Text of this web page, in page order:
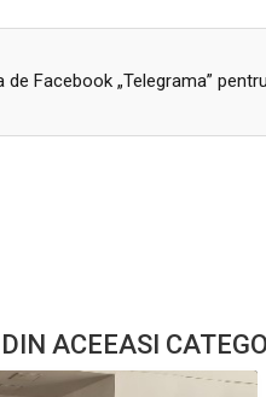
de Facebook „Telegrama”
ACEEASI